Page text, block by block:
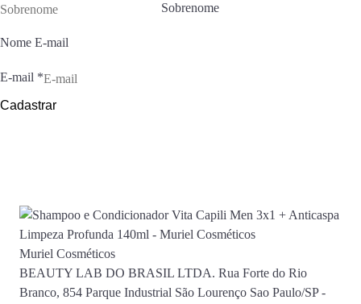
Sobrenome
Nome E-mail
E-mail *
Cadastrar
Muriel Cosméticos
BEAUTY LAB DO BRASIL LTDA. Rua Forte do Rio
Branco, 854 Parque Industrial São Lourenço Sao Paulo/SP -